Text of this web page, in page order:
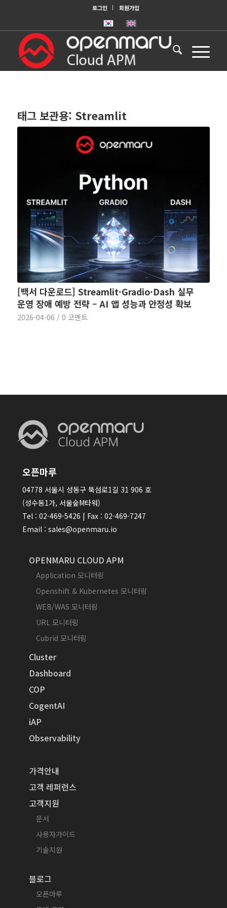
로그인 회원가입
태그 보관용: Streamlit
[백서 다운로드] Streamlit·Gradio·Dash 실무
운영 장애 예방 전략 – AI 앱 성능과 안정성 확보
2026-04-06 / 0 코멘트
오픈마루
04778 서울시 성동구 뚝섬로1길 31 906 호
(성수동1가, 서울숲M타워)
Tel : 02-469-5426 | Fax : 02-469-7247
Email : sales@openmaru.io
OPENMARU CLOUD APM
Application 모니터링
Openshift & Kubernetes 모니터링
WEB/WAS 모니터링
URL 모니터링
Cubrid 모니터링
Cluster
Dashboard
COP
CogentAI
iAP
Observability
가격안내
고객 레퍼런스
고객지원
문서
사용자가이드
기술지원
블로그
오픈마루